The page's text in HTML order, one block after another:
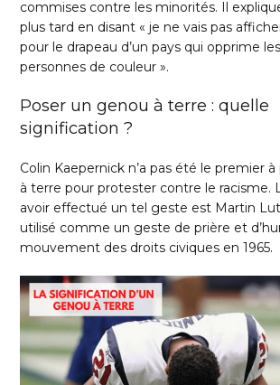
commises contre les minorités. Il
plus tard en disant « je ne vais pas
pour le drapeau d’un pays qui opprime
personnes de couleur ».
Poser un genou à terre : quelle
signification ?
Colin Kaepernick n’a pas été le premier
à terre pour protester contre le racisme.
avoir effectué un tel geste est Martin
utilisé comme un geste de prière et
mouvement des droits civiques en 1965.